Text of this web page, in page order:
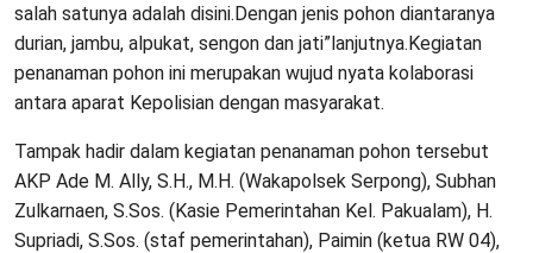
salah satunya adalah disini.Dengan jenis pohon diantaranya
durian, jambu, alpukat, sengon dan jati”lanjutnya.Kegiatan
penanaman pohon ini merupakan wujud nyata kolaborasi
antara aparat Kepolisian dengan masyarakat.
Tampak hadir dalam kegiatan penanaman pohon tersebut
AKP Ade M. Ally, S.H., M.H. (Wakapolsek Serpong), Subhan
Zulkarnaen, S.Sos. (Kasie Pemerintahan Kel. Pakualam), H.
Supriadi, S.Sos. (staf pemerintahan), Paimin (ketua RW 04),